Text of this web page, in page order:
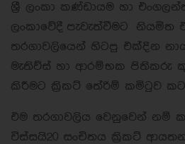
ශ්‍රී ලංකා කණ්ඩායම හා
ලංකාවේදී පැවැත්වීමට නියමිත
තරගාවලියෙන් හිටපු එක්දින
මැතිව්ස් හා ආරම්භක පිතිකරු
කිරීමට ක්‍රිකට් තේරිම් කමිටුව
එම තරගාවලිය වෙනුවෙන් නම්
විස්සයි20 සංචිතය ක්‍රිකට්